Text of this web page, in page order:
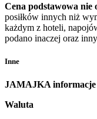
Cena podstawowa nie
posiłków innych niż
każdym z hoteli,
podano inaczej oraz
Inne
JAMAJKA informacje
Waluta